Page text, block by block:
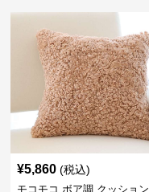
¥5,860 (税込)
モコモコ ボア調 クッショ